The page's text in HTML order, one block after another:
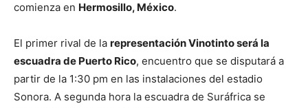
comienza en Hermosillo, México.
El primer rival de la representación Vinotinto será la
escuadra de Puerto Rico, encuentro que se disputará a
partir de la 1:30 pm en las instalaciones del estadio
Sonora. A segunda hora la escuadra de Suráfrica se